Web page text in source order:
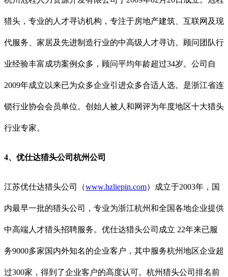
猎头，专业的人才寻访机构，专注于房地产建筑、互联网及现
代服务、家居及先进制造行业的中高级人才寻访。顾问团队行
业经验丰富成功案例众多，顾问平均年龄超过34岁。公司自
2009年成立以来已为众多企业引进众多合适人选。是浙江省连
锁行业协会会员单位。创始人被人和网评为年度地区十大猎头
行业专家。
4、优仕达猎头公司杭州公司
江苏优仕达猎头公司（www.hzliepin.com）成立于2003年，国
内最早一批的猎头公司，专业为浙江杭州和全国各地企业提供
中高端人才猎头招聘服务。优仕达猎头公司成立 22年来已服
务9000多家国内外知名的企业客户，其中服务杭州地区企业超
过300家，得到了企业客户的高度认可。杭州猎头公司排名前